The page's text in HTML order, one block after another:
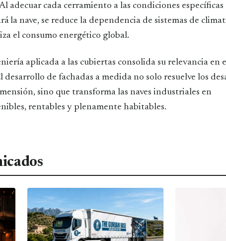
adecuar cada cerramiento a las condiciones específicas
la nave, se reduce la dependencia de sistemas de
el consumo energético global.
aplicada a las cubiertas consolida su relevancia en
de fachadas a medida no solo resuelve los
sino que transforma las naves industriales en
rentables y plenamente habitables.